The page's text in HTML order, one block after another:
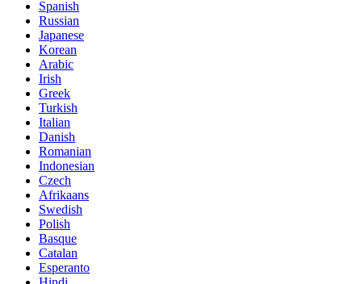
Spanish
Russian
Japanese
Korean
Arabic
Irish
Greek
Turkish
Italian
Danish
Romanian
Indonesian
Czech
Afrikaans
Swedish
Polish
Basque
Catalan
Esperanto